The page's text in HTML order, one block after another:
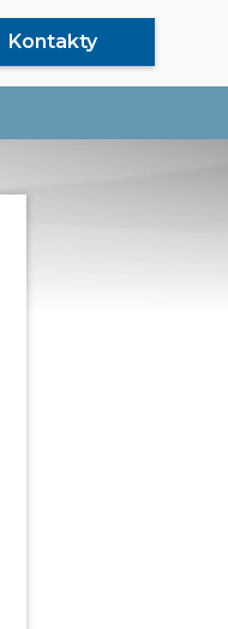
Kontakty